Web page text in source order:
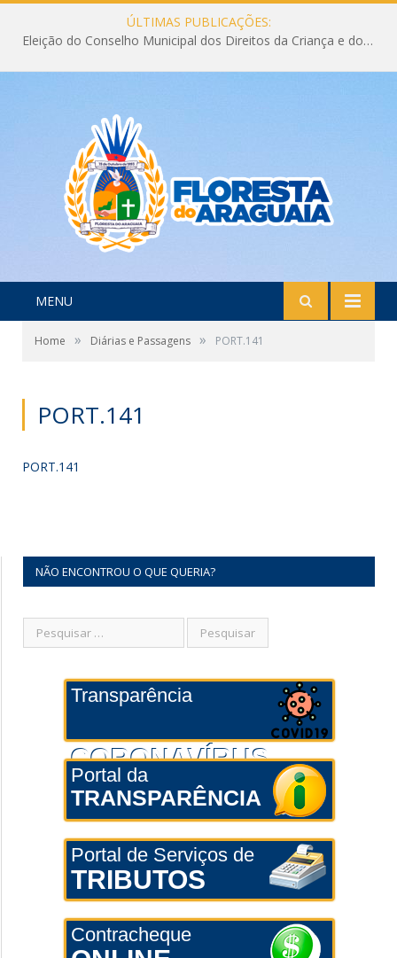
ÚLTIMAS PUBLICAÇÕES:
Eleição do Conselho Municipal dos Direitos da Criança e do Adolescente CMDCA 2026
MENU
Home » Diárias e Passagens » PORT.141
PORT.141
PORT.141
NÃO ENCONTROU O QUE QUERIA?
Transparência
CORONAVÍRUS
Portal da
TRANSPARÊNCIA
Portal de Serviços de
TRIBUTOS
Contracheque